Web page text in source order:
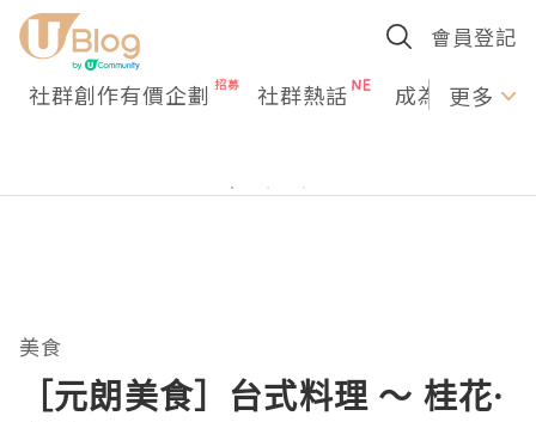
會員登記
社群創作有價企劃 社群熱話 成為U更多
美食
［元朗美食］台式料理 ～ 桂花·